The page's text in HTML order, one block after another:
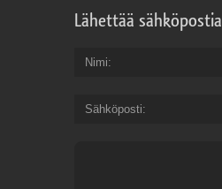
Lähettää sähköpostia
Nimi
Sähköposti